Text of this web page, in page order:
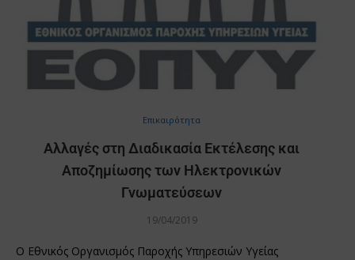
Επικαιρότητα
Αλλαγές στη Διαδικασία Εκτέλεσης και
Αποζημίωσης των Ηλεκτρονικών
Γνωματεύσεων
19/04/2019
Ο Εθνικός Οργανισμός Παροχής Υπηρεσιών Υγείας